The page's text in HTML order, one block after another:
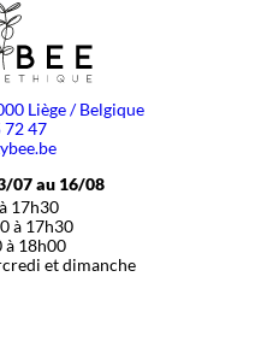
Liège / Belgique
72 47
07 au 16/08
17h30
à 17h30
à 18h00
et dimanche